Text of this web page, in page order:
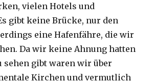
vielen Hotels und
gibt keine Brücke, nur den
eine Hafenfähre, die wir
Da wir keine Ahnung hatten
sehen gibt waren wir über
Kirchen und vermutlich